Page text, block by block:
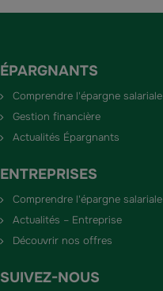
ÉPARGNANTS
Comprendre l'épargne salariale
Gestion financière
Actualités Épargnants
ENTREPRISES
Comprendre l'épargne salariale
Actualités – Entreprise
Découvrir nos offres
SUIVEZ-NOUS